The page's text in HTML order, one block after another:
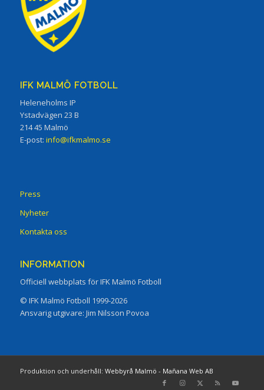
IFK MALMÖ FOTBOLL
Heleneholms IP
Ystadvägen 23 B
214 45 Malmö
E-post: info@ifkmalmo.se
Press
Nyheter
Kontakta oss
INFORMATION
Officiell webbplats för IFK Malmö Fotboll
© IFK Malmö Fotboll 1999-2026
Ansvarig utgivare: Jim Nilsson Povoa
Produktion och underhåll: Webbyrå Malmö - Mañana Web AB